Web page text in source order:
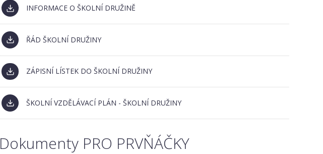
INFORMACE O ŠKOLNÍ DRUŽINĚ
ŘÁD ŠKOLNÍ DRUŽINY
ZÁPISNÍ LÍSTEK DO ŠKOLNÍ DRUŽINY
ŠKOLNÍ VZDĚLÁVACÍ PLÁN - ŠKOLNÍ DRUŽINY
Dokumenty PRO PRVŇÁČKY